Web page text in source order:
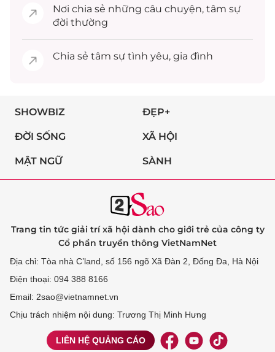
Nơi chia sẻ những câu chuyện, tâm sự
đời thường
Chia sẻ tâm sự tình yêu, gia đình
SHOWBIZ ĐẸP+
ĐỜI SỐNG XÃ HỘI
MẬT NGỮ SÀNH
Trang tin tức giải trí xã hội dành cho giới trẻ của công ty
Cổ phần truyền thông VietNamNet
Địa chỉ: Tòa nhà C’land, số 156 ngõ Xã Đàn 2, Đống Đa, Hà Nội
Điện thoại: 094 388 8166
Email: 2sao@vietnamnet.vn
Chịu trách nhiệm nội dung: Trương Thị Minh Hưng
LIÊN HỆ QUẢNG CÁO